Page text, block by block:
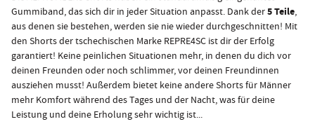
Gummiband, das sich dir in jeder Situation anpasst. Dank der5 Teile,
aus denen sie bestehen, werden sie nie wieder durchgeschnitten! Mit
den Shorts der tschechischen Marke REPRE4SC ist dir der Erfolg
garantiert! Keine peinlichen Situationen mehr, in denen du dich vor
deinen Freunden oder noch schlimmer, vor deinen Freundinnen
ausziehen musst! Außerdem bietet keine andere Shorts für Männer
mehr Komfort während des Tages und der Nacht, was für deine
Leistung und deine Erholung sehr wichtig ist...